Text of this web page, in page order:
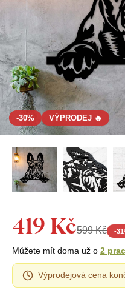
-30% VÝPRODEJ 🔥
419 Kč599 Kč -31
Můžete mít doma už o 2
Výprodejová cena